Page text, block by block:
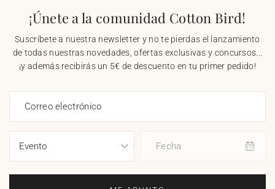
¡Únete a la comunidad Cotton Bird!
Suscríbete a nuestra newsletter y no te pierdas el lanzamiento
de todas nuestras novedades, ofertas exclusivas y concursos...
¡y además recibirás un 5€ de descuento en tu primer pedido!
Correo electrónico
Fecha